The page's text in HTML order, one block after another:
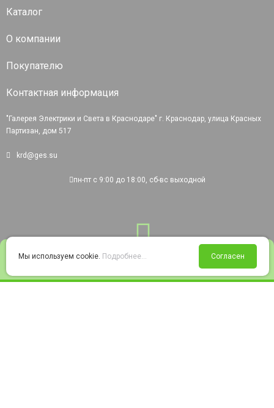
Войти Избранное Корзина
Каталог
О компании
Покупателю
Контактная информация
"Галерея Электрики и Света в Краснодаре" г. Краснодар, улица Красных
Партизан, дом 517
krd@ges.su
пн-пт с 9:00 до 18:00, сб-вс выходной
Мы используем cookie. Подробнее... Согласен